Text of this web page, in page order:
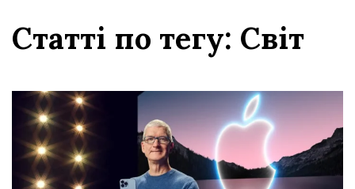
Статті по тегу: Світ